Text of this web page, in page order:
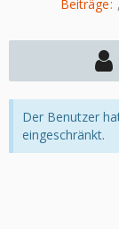
Beiträge
Der Benutzer
eingeschränkt.